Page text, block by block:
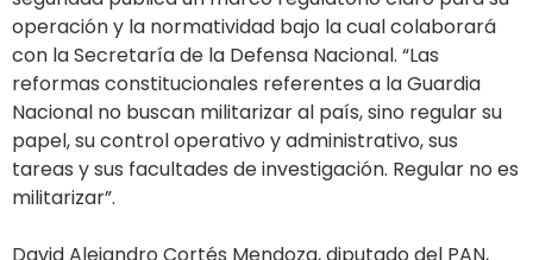
operación y la normatividad bajo la cual colaborará
con la Secretaría de la Defensa Nacional. “Las
reformas constitucionales referentes a la Guardia
Nacional no buscan militarizar al país, sino regular su
papel, su control operativo y administrativo, sus
tareas y sus facultades de investigación. Regular no es
militarizar”.